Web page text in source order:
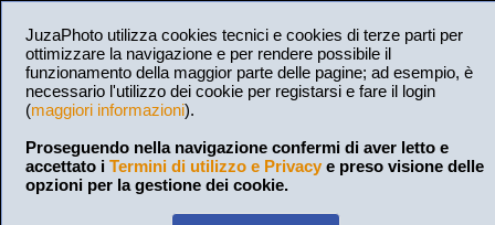
JuzaPhoto utilizza cookies tecnici e cookies di terze parti per
ottimizzare la navigazione e per rendere possibile il
funzionamento della maggior parte delle pagine; ad esempio, è
necessario l'utilizzo dei cookie per registarsi e fare il login
(maggiori informazioni).
Proseguendo nella navigazione confermi di aver letto e
accettato i Termini di utilizzo e Privacy e preso visione delle
opzioni per la gestione dei cookie.